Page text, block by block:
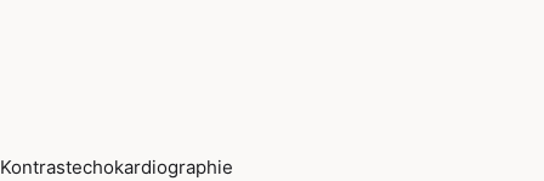
Kontrastechokardiographie